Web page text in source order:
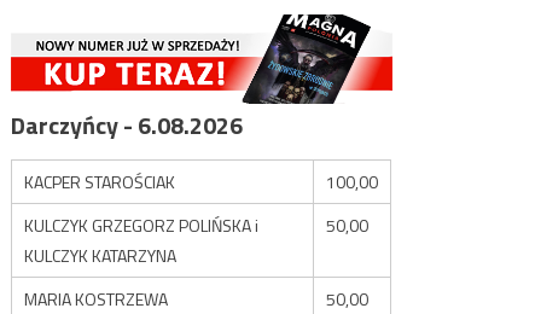
Darczyńcy - 6.08.2026
KACPER STAROŚCIAK
100,00
KULCZYK GRZEGORZ POLIŃSKA i
KULCZYK KATARZYNA
50,00
MARIA KOSTRZEWA
50,00